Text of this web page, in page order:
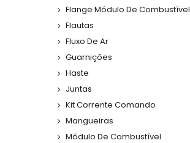
Flange Módulo De Combustível
Flautas
Fluxo De Ar
Guarnições
Haste
Juntas
Kit Corrente Comando
Mangueiras
Módulo De Combustível